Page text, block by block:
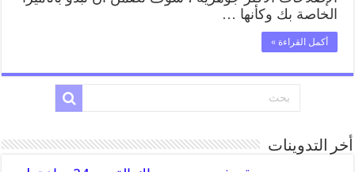
الخاصة بك وكأنها …
أكمل القراءة »
أخر التدوينات